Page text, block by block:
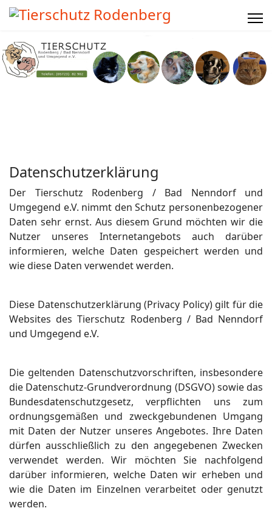
Datenschutzerklärung
Der Tierschutz Rodenberg / Bad Nenndorf und
Umgegend e.V. nimmt den Schutz personenbezogener
Daten sehr ernst. Aus diesem Grund möchten wir die
Nutzer unseres Internetangebots auch darüber
informieren, welche Daten gespeichert werden und
wie diese Daten verwendet werden.
Diese Datenschutzerklärung (Privacy Policy) gilt für die
Websites des Tierschutz Rodenberg / Bad Nenndorf
und Umgegend e.V.
Die geltenden Datenschutzvorschriften, insbesondere
die Datenschutz-Grundverordnung (DSGVO) sowie das
Bundesdatenschutzgesetz, verpflichten uns zum
ordnungsgemäßen und zweckgebundenen Umgang
mit Daten der Nutzer unseres Angebotes. Ihre Daten
dürfen ausschließlich zu den angegebenen Zwecken
verwendet werden. Wir möchten Sie nachfolgend
darüber informieren, welche Daten wir erheben und
wie die Daten im Einzelnen verarbeitet oder genutzt
werden.